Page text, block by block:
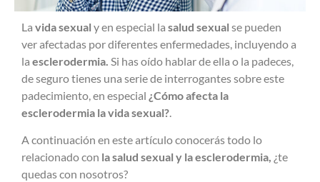
La vida sexual y en especial la salud sexual se pueden
ver afectadas por diferentes enfermedades, incluyendo a
la esclerodermia. Si has oído hablar de ella o la padeces,
de seguro tienes una serie de interrogantes sobre este
padecimiento, en especial ¿Cómo afecta la
esclerodermia la vida sexual?.
A continuación en este artículo conocerás todo lo
relacionado con la salud sexual y la esclerodermia, ¿te
quedas con nosotros?